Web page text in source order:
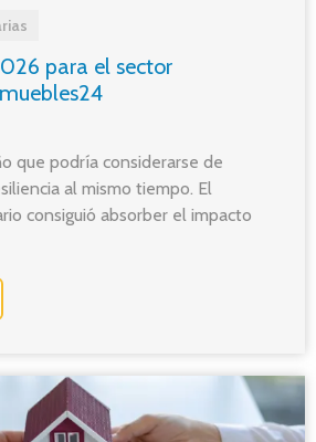
para el sector
que podría considerarse de
al mismo tiempo. El
consiguió absorber el impacto